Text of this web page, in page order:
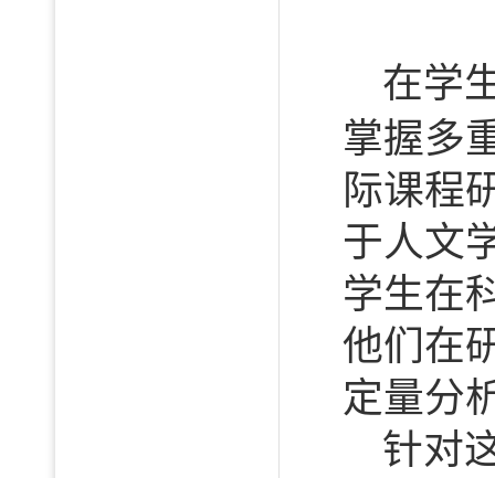
在学
掌握多
际课程
于人文
学生在
他们在
定量分
针对